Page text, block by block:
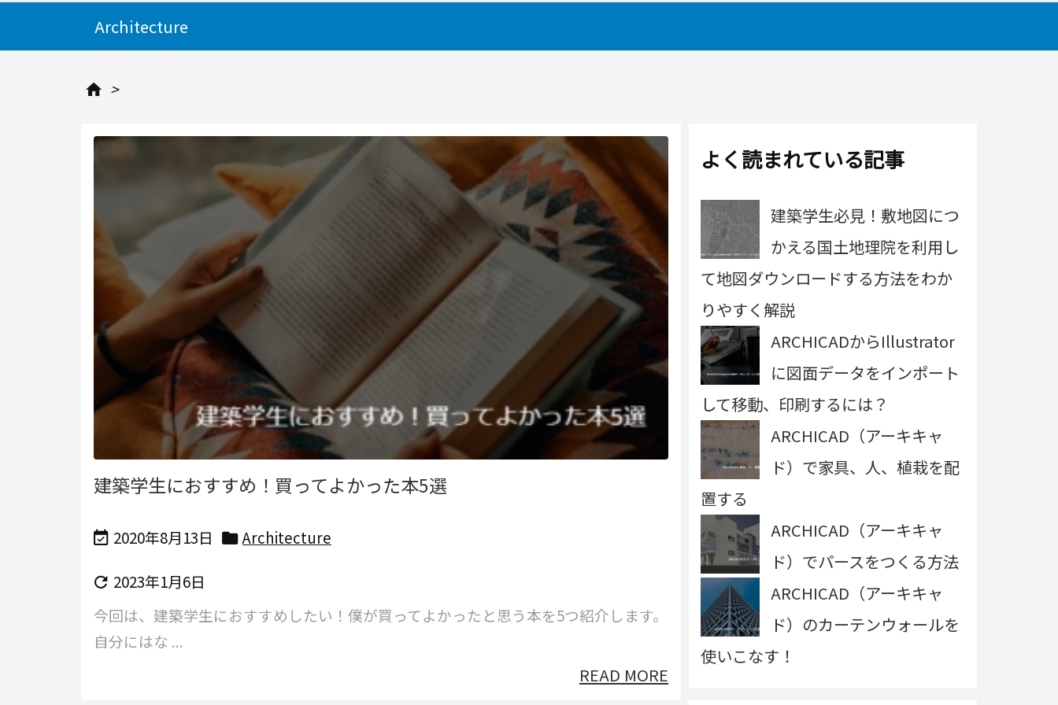
Architecture
 >
建築学生におすすめ！買ってよかった本5選
 2020年8月13日  Architecture
 2023年1月6日
今回は、建築学生におすすめしたい！僕が買ってよかったと思う本を5つ紹介します。
自分にはな ...
READ MORE
よく読まれている記事
建築学生必見！敷地図につ
かえる国土地理院を利用し
て地図ダウンロードする方法をわか
りやすく解説
ARCHICADからIllustrator
に図面データをインポート
して移動、印刷するには？
ARCHICAD（アーキキャ
ド）で家具、人、植栽を配
置する
ARCHICAD（アーキキャ
ド）でパースをつくる方法
ARCHICAD（アーキキャ
ド）のカーテンウォールを
使いこなす！